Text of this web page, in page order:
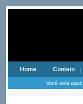
Home Contato
Você está aqui: